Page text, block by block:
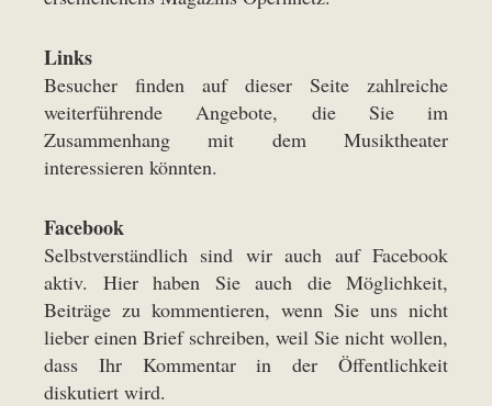
Links
Besucher finden auf dieser Seite zahlreiche
weiterführende Angebote, die Sie im
Zusammenhang mit dem Musiktheater
interessieren könnten.
Facebook
Selbstverständlich sind wir auch auf Facebook
aktiv. Hier haben Sie auch die Möglichkeit,
Beiträge zu kommentieren, wenn Sie uns nicht
lieber einen Briefschreiben, weil Sie nicht wollen,
dass Ihr Kommentar in der Öffentlichkeit
diskutiert wird.